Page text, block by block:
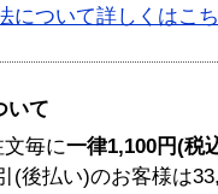
について詳しくはこ
いて
毎に一律1,100円(税
(後払い)のお客様は